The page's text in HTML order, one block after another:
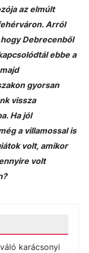
az elmúlt
Arról
Debrecenből
ebbe a
gyorsan
vissza
Ha jól
a villamossal is
volt, amikor
volt
karácsonyi